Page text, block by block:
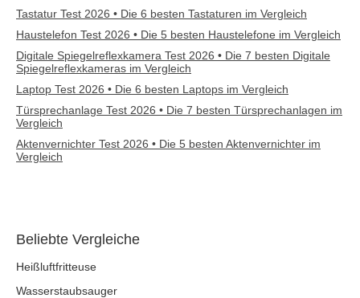
Tastatur Test 2026 • Die 6 besten Tastaturen im Vergleich
Haustelefon Test 2026 • Die 5 besten Haustelefone im Vergleich
Digitale Spiegelreflexkamera Test 2026 • Die 7 besten Digitale
Spiegelreflexkameras im Vergleich
Laptop Test 2026 • Die 6 besten Laptops im Vergleich
Türsprechanlage Test 2026 • Die 7 besten Türsprechanlagen im
Vergleich
Aktenvernichter Test 2026 • Die 5 besten Aktenvernichter im
Vergleich
Beliebte Vergleiche
Heißluftfritteuse
Wasserstaubsauger